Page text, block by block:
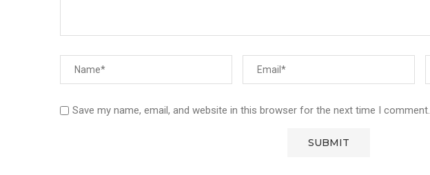
Save my name, email, and website in this browser for the next time I comment.